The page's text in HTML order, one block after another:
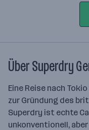
Über Superdry
Eine Reise nach
zur Gründung des
Superdry ist echte
unkonventionell,